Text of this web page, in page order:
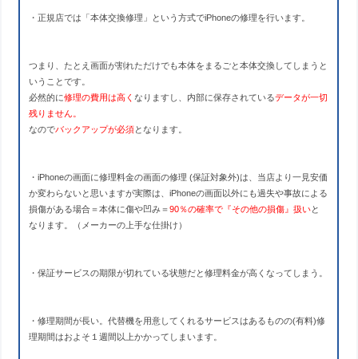
・正規店では「本体交換修理」という方式でiPhoneの修理を行います。
つまり、たとえ画面が割れただけでも本体をまるごと本体交換してしまうと
いうことです。
必然的に修理の費用は高くなりますし、内部に保存されているデータが一切
残りません。
なのでバックアップが必須となります。
・iPhoneの画面に修理料金の画面の修理 (保証対象外)は、当店より一見安価
か変わらないと思いますが実際は、iPhoneの画面以外にも過失や事故による
損傷がある場合＝本体に傷や凹み＝90％の確率で 『その他の損傷』扱いと
なります。（メーカーの上手な仕掛け）
・保証サービスの期限が切れている状態だと修理料金が高くなってしまう。
・修理期間が長い。代替機を用意してくれるサービスはあるものの(有料)修
理期間はおよそ１週間以上かかってしまいます。